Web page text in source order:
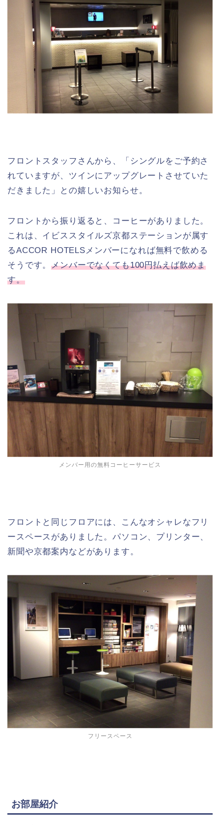
フロントスタッフさんから、「シングルをご予約さ
れていますが、ツインにアップグレートさせていた
だきました」との嬉しいお知らせ。
フロントから振り返ると、コーヒーがありました。
これは、イビススタイルズ京都ステーションが属す
るACCOR HOTELSメンバーになれば無料で飲める
そうです。メンバーでなくても100円払えば飲めま
す。
メンバー用の無料コーヒーサービス
フロントと同じフロアには、こんなオシャレなフリ
ースペースがありました。パソコン、プリンター、
新聞や京都案内などがあります。
フリースペース
お部屋紹介